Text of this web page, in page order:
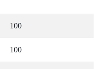
100
100